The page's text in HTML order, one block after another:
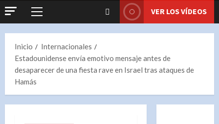
Menú
VER LOS VÍDEOS
Inicio
Internacionales
Estadounidense envía emotivo mensaje antes de
desaparecer de una fiesta rave en Israel tras ataques de
Hamás